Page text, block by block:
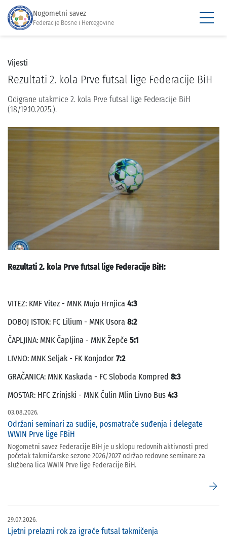
Nogometni savez
Federacije Bosne i Hercegovine
Vijesti
Rezultati 2. kola Prve futsal lige Federacije BiH
Odigrane utakmice 2. kola Prve futsal lige Federacije BiH
(18/19.10.2025.).
Rezultati 2. kola Prve futsal lige Federacije BiH:
VITEZ: KMF Vitez - MNK Mujo Hrnjica 4:3
DOBOJ ISTOK: FC Lilium - MNK Usora 8:2
ČAPLJINA: MNK Čapljina - MNK Žepče 5:1
LIVNO: MNK Seljak - FK Konjodor 7:2
GRAČANICA: MNK Kaskada - FC Sloboda Kompred 8:3
MOSTAR: HFC Zrinjski - MNK Čulin Mlin Livno Bus 4:3
03.08.2026.
Održani seminari za sudije, posmatrače suđenja i delegate
WWIN Prve lige FBiH
Nogometni savez Federacije BiH je u sklopu redovnih aktivnosti pred
početak takmičarske sezone 2026/2027 održao redovne seminare za
službena lica WWIN Prve lige Federacije BiH.
arrow_forward
29.07.2026.
Ljetni prelazni rok za igrače futsal takmičenja